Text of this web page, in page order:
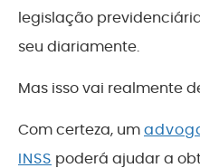
legislação
seu diariamente.
Mas isso vai realmente
Com certeza, um
INSS poderá ajudar a